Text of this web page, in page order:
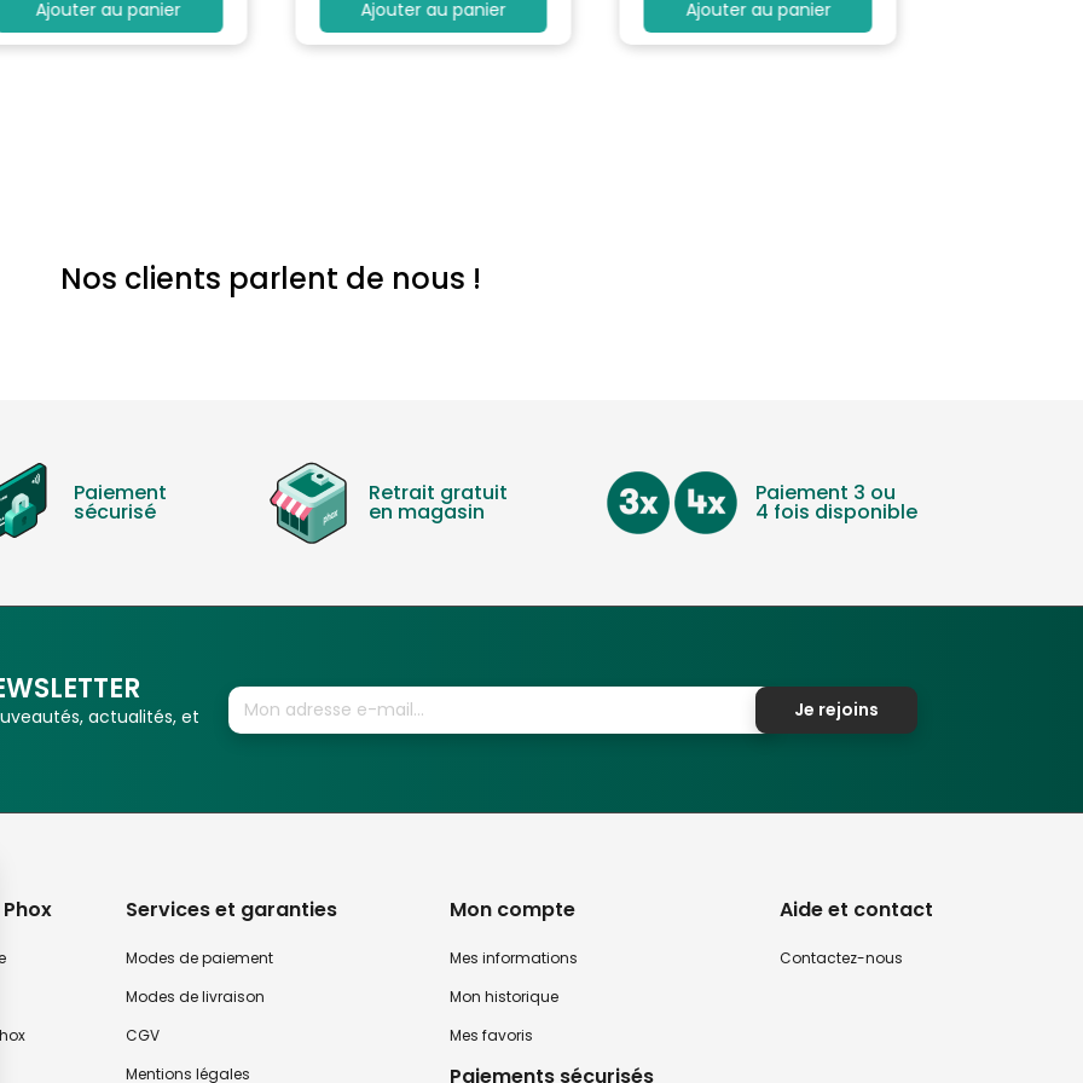
Ajouter au panier Ajouter au panier Ajouter au panier
Nos clients parlent de nous !
Paiement
sécurisé
Retrait gratuit
en magasin
Paiement 3 ou
4 fois disponible
actualités, et Je rejoins
Services et garanties
Modes de paiement
Modes de livraison
CGV
Mentions légales
Mon compte
Mes informations
Mon historique
Mes favoris
Paiements sécurisés
Aide et contact
Contactez-nous